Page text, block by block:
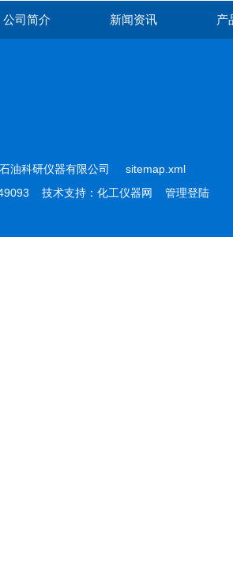
公司简介 新闻资讯 产
油科研仪器有限公司 sitemap.xml
技术支持： 化工仪器网 管理登陆